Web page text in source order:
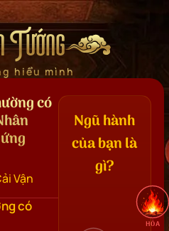
hiểu mình
có
Vận
có
Ngũ hành
của bạn là
gì?
HỎA